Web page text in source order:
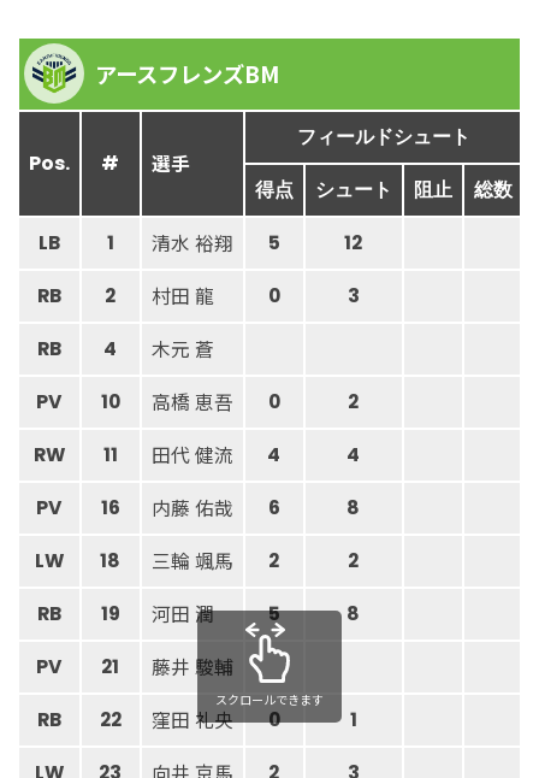
アースフレンズBM
Pos. # 選手
フィールドシュート
得点 シュート 阻止 総数
LB 1 清水 裕翔 5 12
RB 2 村田 龍 0 3
RB 4 木元 蒼
PV 10 高橋 恵吾 0 2
RW 11 田代 健流 4 4
PV 16 内藤 佑哉 6 8
LW 18 三輪 颯馬 2 2
RB 19 河田 潤 5 8
PV 21 藤井 駿輔
RB 22 窪田 礼央 0 1
LW 23 2 3
スクロールできます